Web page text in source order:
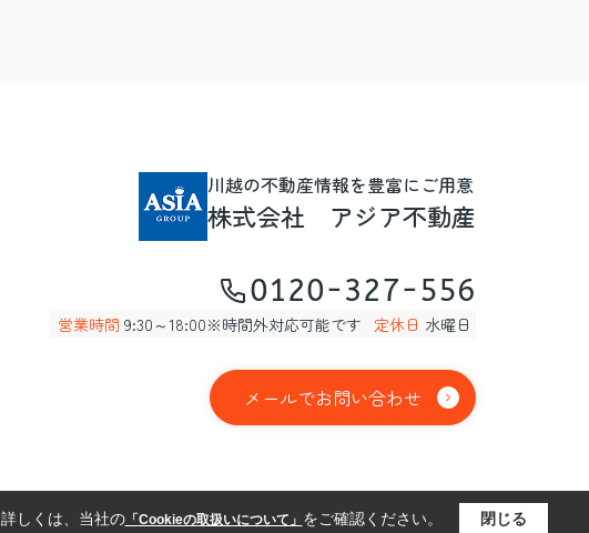
川越の不動産情報を豊富にご用意
株式会社 アジア不動産
0120-327-556
営業時間 9:30～18:00※時間外対応可能です 定休日 水曜日
メールでお問い合わせ
詳しくは、当社の「Cookieの取扱いについて」 をご確認ください。 閉じる